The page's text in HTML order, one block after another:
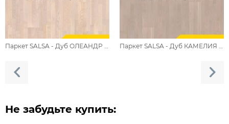
Не забудьте купить: